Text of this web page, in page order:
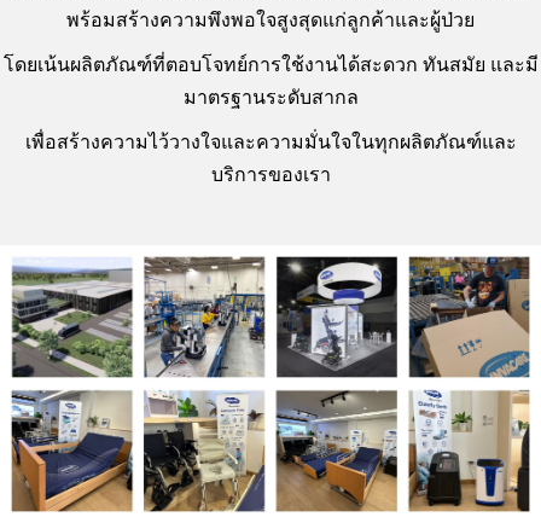
พร้อมสร้างความพึงพอใจสูงสุดแก่ลูกค้าและผู้ป่วย
โดยเน้นผลิตภัณฑ์ที่ตอบโจทย์การใช้งานได้สะดวก ทันสมัย และมี
มาตรฐานระดับสากล
เพื่อสร้างความไว้วางใจและความมั่นใจในทุกผลิตภัณฑ์และ
บริการของเรา